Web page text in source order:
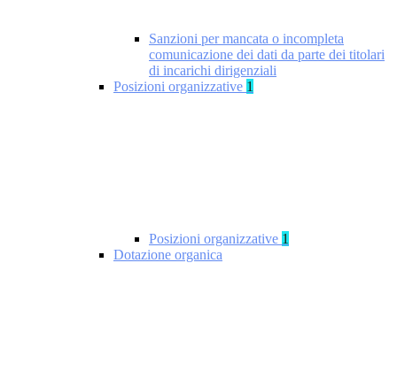
Sanzioni per mancata o incompleta
comunicazione dei dati da parte dei titolari
di incarichi dirigenziali
Posizioni organizzative 1
Posizioni organizzative 1
Dotazione organica